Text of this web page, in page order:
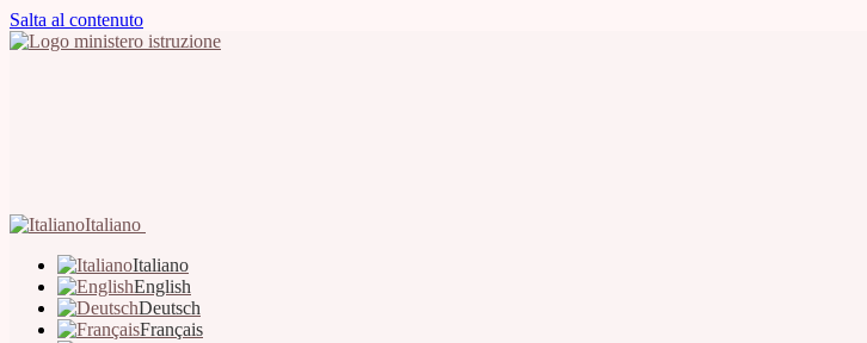
Salta al contenuto
Italiano
Italiano
English
Deutsch
Français